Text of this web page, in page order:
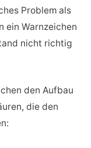
Problem als
ein Warnzeichen
nicht richtig
den Aufbau
die den